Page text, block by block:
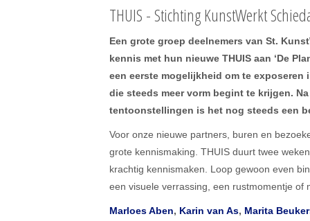
THUIS - Stichting KunstWerkt
Een grote groep deelnemers van St.
kennis met hun nieuwe THUIS aan ‘De
een eerste mogelijkheid om te exposeren
die steeds meer vorm begint te krijgen.
tentoonstellingen is het nog steeds een
Voor onze nieuwe partners, buren en
grote kennismaking. THUIS duurt twee
krachtig kennismaken. Loop gewoon even
een visuele verrassing, een rustmomentje of
Marloes Aben, Karin van As, Marita